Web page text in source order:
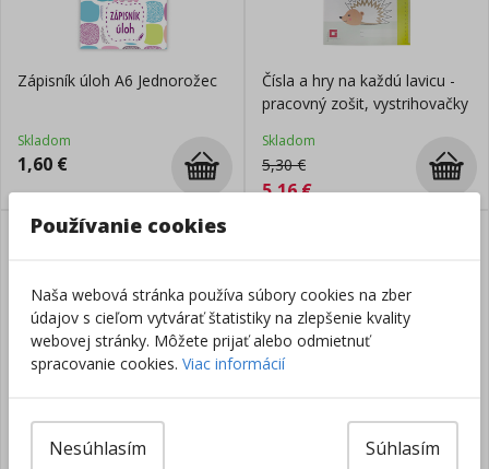
Zápisník úloh A6 Jednorožec
Skladom
1,60 €
Čísla a hry na každú lavicu -
pracovný zošit, vystrihovačky
Skladom
5,30€
5,16€
Zápisník úloh A6 Príšerky
Skladom
1,60€
Sada VÝTVARNÁ
Používanie cookies
Naša webová stránka používa súbory cookies na zber
údajov s cieľom vytvárať štatistiky na zlepšenie kvality
webovej stránky. Môžete prijať alebo odmietnuť
spracovanie cookies. Viac informácií
Súhlasím
Nesúhlasím